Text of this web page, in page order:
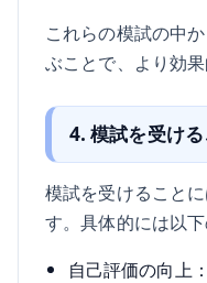
これらの模試の中
ぶことで、より効
4. 模試を受け
模試を受けること
す。具体的には以
自己評価の向上